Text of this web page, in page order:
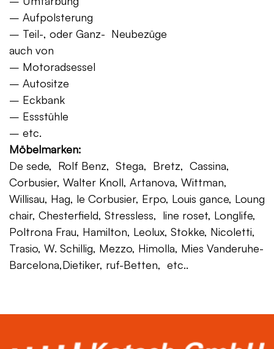
– Aufpolsterung
– Teil-, oder Ganz- Neubezüge
auch von
– Motoradsessel
– Autositze
– Eckbank
– Essstühle
– etc.
Möbelmarken:
De sede, Rolf Benz, Stega, Bretz, Cassina,
Corbusier, Walter Knoll, Artanova, Wittman,
Willisau, Hag, le Corbusier, Erpo, Louis gance, Loung
chair, Chesterfield, Stressless, line roset, Longlife,
Poltrona Frau, Hamilton, Leolux, Stokke, Nicoletti,
Trasio, W. Schillig, Mezzo, Himolla, Mies Vanderuhe-
Barcelona,Dietiker, ruf-Betten, etc..